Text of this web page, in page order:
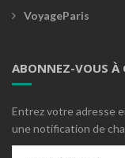
VoyageParis
ABONNEZ-VOUS À
Entrez votre adresse
une notification de